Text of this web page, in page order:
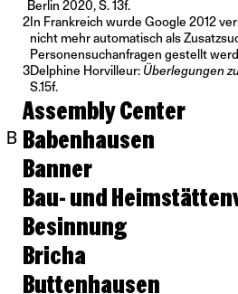
Berlin 2020, S. 13f.
2In Frankreich wurde Google 2012
nicht mehr automatisch als
Personensuchanfragen gestellt
3Delphine Horvilleur: Überlegungen
S.15f.
Assembly Center
B Babenhausen
Banner
Bau- und
Besinnung
Bricha
Buttenhausen